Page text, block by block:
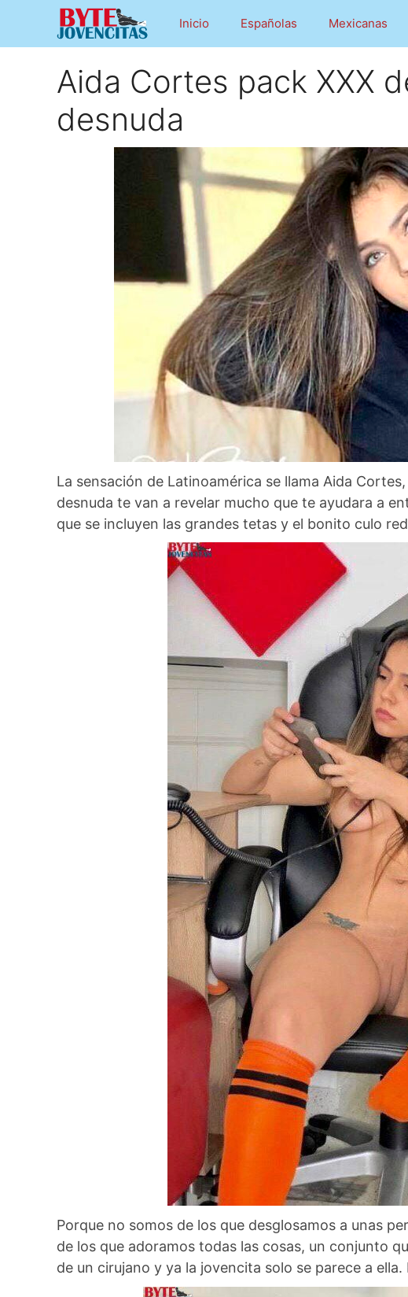
contenido
Inicio Españolas Mexicanas
Aida Cortes pack XXX
desnuda
La sensación de Latinoamérica se llama Aida
desnuda te van a revelar mucho que te ayudara a
que se incluyen las grandes tetas y el bonito culo
Porque no somos de los que desglosamos a unas
de los que adoramos todas las cosas, un conjunto
de un cirujano y ya la jovencita solo se parece a